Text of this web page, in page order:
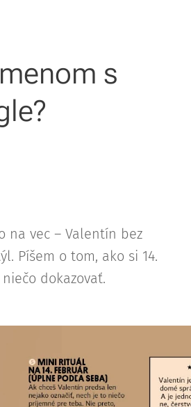
s
na vec – Valentín bez
Píšem o tom, ako si 14.
dokazovať.